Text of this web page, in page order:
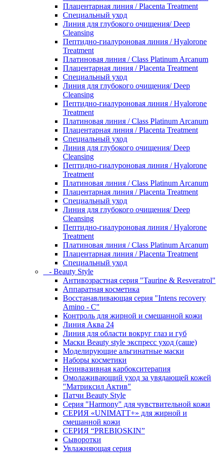
Плацентарная линия / Placenta Treatment
Специальный уход
Линия для глубокого очищения/ Deep
Cleansing
Пептидно-гиалуроновая линия / Hyalorone
Treatment
Платиновая линия / Class Platinum Arcanum
Плацентарная линия / Placenta Treatment
Специальный уход
Линия для глубокого очищения/ Deep
Cleansing
Пептидно-гиалуроновая линия / Hyalorone
Treatment
Платиновая линия / Class Platinum Arcanum
Плацентарная линия / Placenta Treatment
Специальный уход
Линия для глубокого очищения/ Deep
Cleansing
Пептидно-гиалуроновая линия / Hyalorone
Treatment
Платиновая линия / Class Platinum Arcanum
Плацентарная линия / Placenta Treatment
Специальный уход
Линия для глубокого очищения/ Deep
Cleansing
Пептидно-гиалуроновая линия / Hyalorone
Treatment
Платиновая линия / Class Platinum Arcanum
Плацентарная линия / Placenta Treatment
Специальный уход
- Beauty Style
Антивозрастная серия "Taurine & Resveratrol"
Аппаратная косметика
Восстанавливающая серия "Intens recovery
Amino - C"
Контроль для жирной и смешанной кожи
Линия Аква 24
Линия для области вокруг глаз и губ
Маски Beauty style экспресс уход (саше)
Моделирующие альгинатные маски
Наборы косметики
Неинвазивная карбокситерапия
Омолаживающий уход за увядающей кожей
"Матриксил Актив"
Патчи Beauty Style
Серия "Harmony" для чувствительной кожи
СЕРИЯ «UNIMATT+» для жирной и
смешанной кожи
СЕРИЯ “PREBIOSKIN”
Сыворотки
Увлажняющая серия